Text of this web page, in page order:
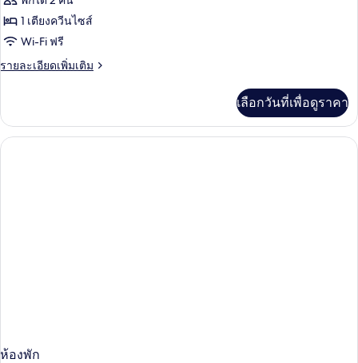
persons
(with
unlimited
park
ของ
Premium
Room
1 เตียงควีนไซส์
Wi-Fi ฟรี
รายละเอียดเพิ่มเติม
ราย
เกี่ยว
กับ
Premium
เลือกวันที่เพื่อดูราคา
ห้องพัก